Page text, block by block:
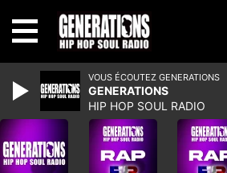
VOUS ÉCOUTEZ GENERATIONS
GENERATIONS
HIP HOP SOUL RADIO